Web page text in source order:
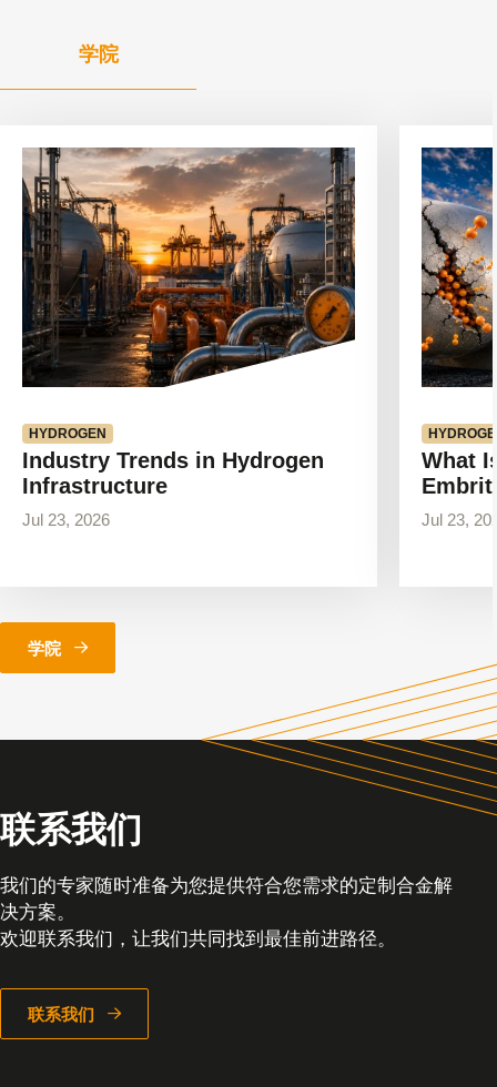
学院
HYDROGEN
Industry Trends in Hydrogen
Infrastructure
Jul 23, 2026
What
Jul 23,
学院
联系我们
我们的专家随时准备为您提供符合您需求的定制合金解
决方案。
欢迎联系我们，让我们共同找到最佳前进路径。
联系我们